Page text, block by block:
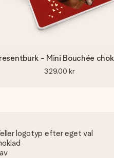
- Mini Bouchée
329,00 kr
logotyp efter eget val